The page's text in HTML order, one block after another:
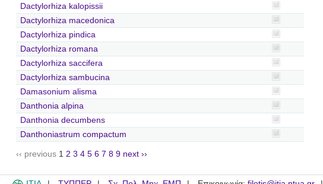
Dactylorhiza kalopissii
Dactylorhiza macedonica
Dactylorhiza pindica
Dactylorhiza romana
Dactylorhiza saccifera
Dactylorhiza sambucina
Damasonium alisma
Danthonia alpina
Danthonia decumbens
Danthoniastrum compactum
‹‹ previous 1 2 3 4 5 6 7 8 9 next ››